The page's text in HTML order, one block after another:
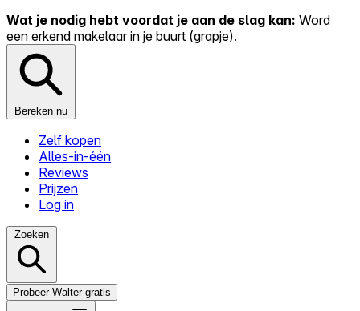
Wat je nodig hebt voordat je aan de slag kan: Word
een erkend makelaar in je buurt (grapje).
Bereken nu
Zelf kopen
Alles-in-één
Reviews
Prijzen
Log in
Zoeken
Probeer Walter gratis